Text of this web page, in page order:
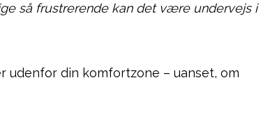
så frustrerende kan det være undervejs i
udenfor din komfortzone – uanset, om